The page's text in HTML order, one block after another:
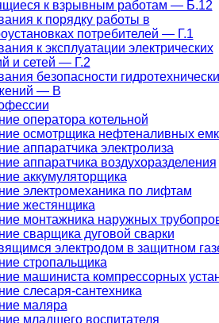
к взрывным работам — Б.12
к порядку работы в
потребителей — Г.1
к эксплуатации электрических
и сетей — Г.2
безопасности
— В
оператора котельной
осмотрщика нефтеналивных
аппаратчика электролиза
аппаратчика воздухоразделения
аккумуляторщика
электромеханика по лифтам
жестянщика
монтажника наружных
сварщика дуговой сварки
электродом в защитном
стропальщика
машиниста компрессорных
слесаря-сантехника
маляра
младшего воспитателя